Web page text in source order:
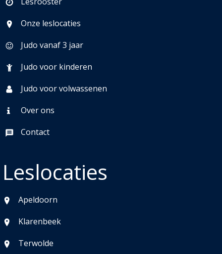
Onze leslocaties
Judo vanaf 3 jaar
Judo voor kinderen
Judo voor volwassenen
Over ons
Contact
Leslocaties
Apeldoorn
Klarenbeek
Terwolde